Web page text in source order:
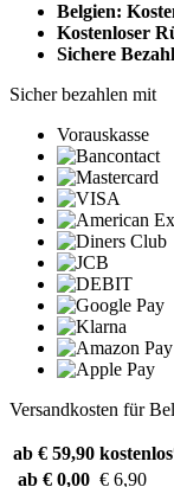
Belgien:
Kostenloser
Sichere
Sicher bezahlen mit
Vorauskasse
Versandkosten für
ab € 59,90
ab € 0,00 € 6,90